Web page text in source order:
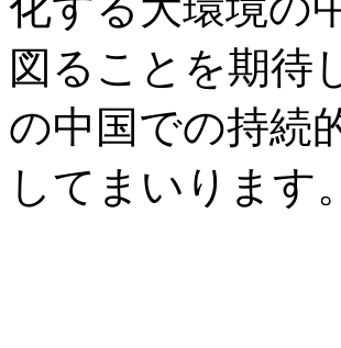
図ることを期待
の中国での持続
してまいります。